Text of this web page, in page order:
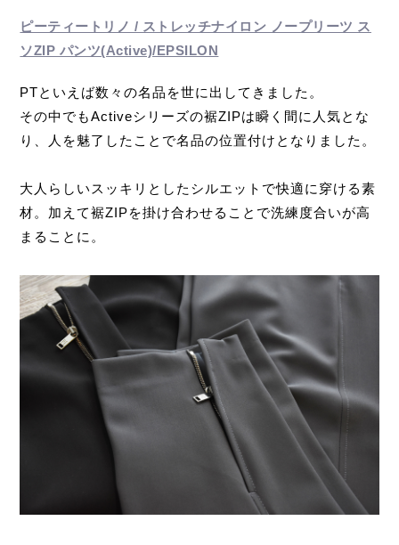
ピーティートリノ / ストレッチナイロン ノープリーツ ス
ソZIP パンツ(Active)/EPSILON
PTといえば数々の名品を世に出してきました。
その中でもActiveシリーズの裾ZIPは瞬く間に人気とな
り、人を魅了したことで名品の位置付けとなりました。
大人らしいスッキリとしたシルエットで快適に穿ける素
材。加えて裾ZIPを掛け合わせることで洗練度合いが高
まることに。